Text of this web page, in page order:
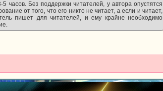
часов. Без поддержки читателей, у автора опустятся
от того, что его никто не читает, а если и читает,
пишет для читателей, и ему крайне необходимо